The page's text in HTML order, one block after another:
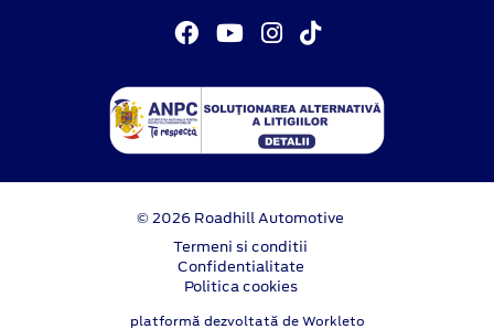
© 2026 Roadhill Automotive
Termeni si conditii
Confidentialitate
Politica cookies
platformă dezvoltată de Workleto